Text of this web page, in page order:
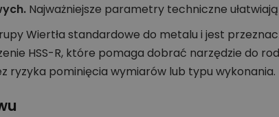
Najważniejsze parametry techniczne
Wiertła standardowe do metalu i jest
HSS-R, które pomaga dobrać narzędzie do
ryzyka pominięcia wymiarów lub typu wykonania.